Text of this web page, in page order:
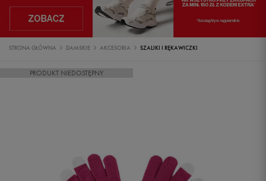
STRONA GŁÓWNA DAMSKIE AKCESORIA SZALIKI I RĘKAWICZKI
PRODUKT NIEDOSTĘPNY